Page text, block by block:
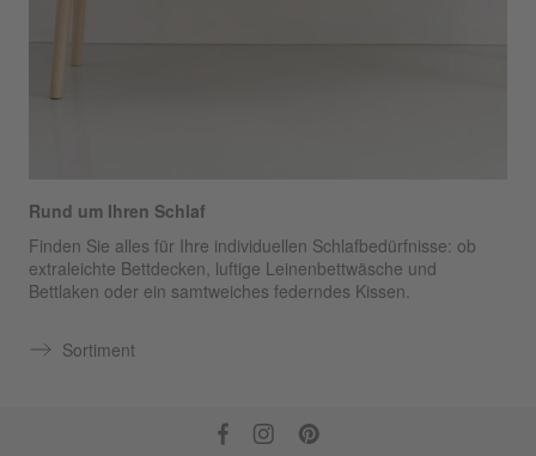
Rund um Ihren Schlaf
Finden Sie alles für Ihre individuellen Schlafbedürfnisse: ob
extraleichte Bettdecken, luftige Leinenbettwäsche und
Bettlaken oder ein samtweiches federndes Kissen.
Sortiment